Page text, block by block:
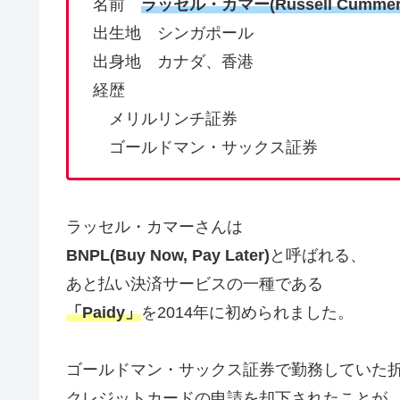
名前 ラッセル・カマー(Russell
出生地 シンガポール
出身地 カナダ、香港
経歴
メリルリンチ証券
ゴールドマン・サックス証券
ラッセル・カマーさんは
BNPL(Buy Now, Pay Later) と呼ばれる、
あと払い決済サービスの一種である
「Paidy」を2014年に初められました。
ゴールドマン・サックス証券で勤務していた